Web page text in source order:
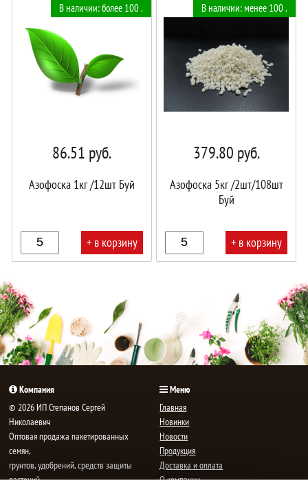
В наличии: более 100 .
86.51 руб.
Азофоска 1кг /12шт Буй
+ в корзину
корзине!
В наличии: менее 100 .
379.80 руб.
Азофоска 5кг /2шт/108шт
Буй
+ в корзину
Компания
© 2026 ИП Степанов Сергей
Николаевич
Oптовая продажа пакетированных
семян,
грунтов, удобрений, средств защиты
растений.
Меню
Главная
Новинки
Новости
Продукция
Доставка и оплата
О компании